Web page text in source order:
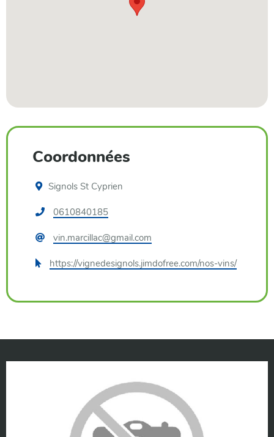
Coordonnées
Signols St Cyprien
Téléphone
0610840185
Courriel
vin.marcillac@gmail.com
Site
https://vignedesignols.jimdofree.com/nos-vins/